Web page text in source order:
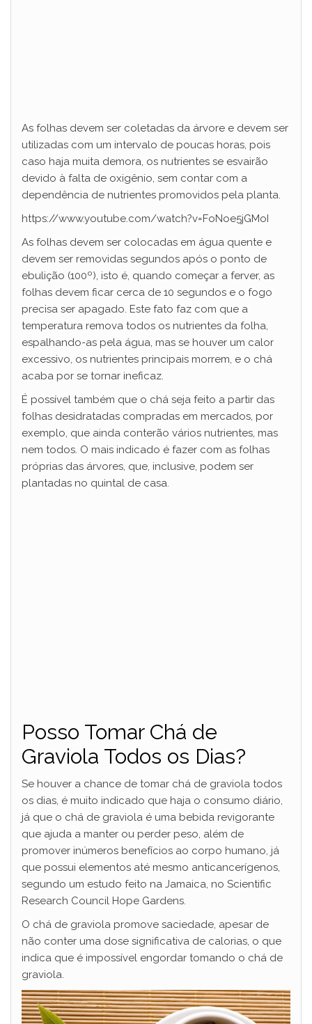
As folhas devem ser coletadas da árvore e devem ser
utilizadas com um intervalo de poucas horas, pois
caso haja muita demora, os nutrientes se esvairão
devido à falta de oxigênio, sem contar com a
dependência de nutrientes promovidos pela planta.
https://www.youtube.com/watch?v=FoNoe5jGMoI
As folhas devem ser colocadas em água quente e
devem ser removidas segundos após o ponto de
ebulição (100º), isto é, quando começar a ferver, as
folhas devem ficar cerca de 10 segundos e o fogo
precisa ser apagado. Este fato faz com que a
temperatura remova todos os nutrientes da folha,
espalhando-as pela água, mas se houver um calor
excessivo, os nutrientes principais morrem, e o chá
acaba por se tornar ineficaz.
É possível também que o chá seja feito a partir das
folhas desidratadas compradas em mercados, por
exemplo, que ainda conterão vários nutrientes, mas
nem todos. O mais indicado é fazer com as folhas
próprias das árvores, que, inclusive, podem ser
plantadas no quintal de casa.
Posso Tomar Chá de
Graviola Todos os Dias?
Se houver a chance de tomar chá de graviola todos
os dias, é muito indicado que haja o consumo diário,
já que o chá de graviola é uma bebida revigorante
que ajuda a manter ou perder peso, além de
promover inúmeros benefícios ao corpo humano, já
que possui elementos até mesmo anticancerígenos,
segundo um estudo feito na Jamaica, no Scientific
Research Council Hope Gardens.
O chá de graviola promove saciedade, apesar de
não conter uma dose significativa de calorias, o que
indica que é impossível engordar tomando o chá de
graviola.